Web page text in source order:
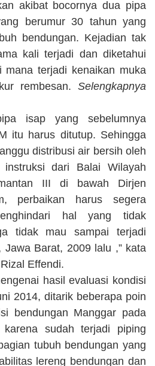
akibat bocornya dua pipa
berumur 30 tahun yang
bendungan. Kejadian tak
kali terjadi dan diketahui
terjadi kenaikan muka
rembesan. Selengkapnya
isap yang sebelumnya
itu harus ditutup. Sehingga
distribusi air bersih oleh
instruksi dari Balai Wilayah
III di bawah Dirjen
perbaikan harus segera
hal yang tidak
tidak mau sampai terjadi
Barat, 2009 lalu ,” kata
Effendi.
hasil evaluasi kondisi
2014, ditarik beberapa poin
bendungan Manggar pada
sudah terjadi piping
tubuh bendungan yang
lereng bendungan dan